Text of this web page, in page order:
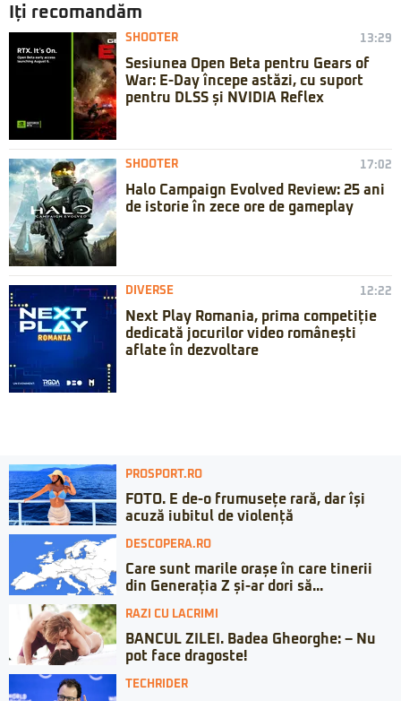
Iți recomandăm
SHOOTER 13:29
Sesiunea Open Beta pentru Gears of
War: E-Day începe astăzi, cu suport
pentru DLSS și NVIDIA Reflex
SHOOTER 17:02
Halo Campaign Evolved Review: 25 ani
de istorie în zece ore de gameplay
DIVERSE 12:22
Next Play Romania, prima competiție
dedicată jocurilor video românești
aflate în dezvoltare
PROSPORT.RO
FOTO. E de-o frumusețe rară, dar își
acuză iubitul de violență
DESCOPERA.RO
Care sunt marile orașe în care tinerii
din Generația Z și-ar dori să...
RAZI CU LACRIMI
BANCUL ZILEI. Badea Gheorghe: – Nu
pot face dragoste!
TECHRIDER